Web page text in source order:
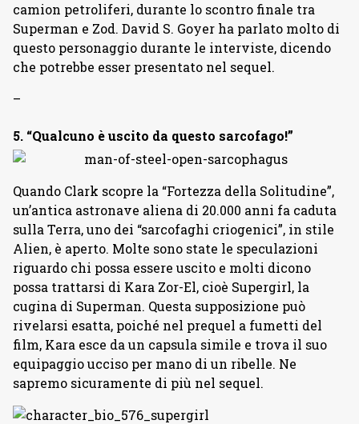
camion petroliferi, durante lo scontro finale tra
Superman e Zod. David S. Goyer ha parlato molto di
questo personaggio durante le interviste, dicendo
che potrebbe esser presentato nel sequel.
–
5. “Qualcuno è uscito da questo sarcofago!”
Quando Clark scopre la “Fortezza della Solitudine”,
un’antica astronave aliena di 20.000 anni fa caduta
sulla Terra, uno dei “sarcofaghi criogenici”, in stile
Alien, è aperto. Molte sono state le speculazioni
riguardo chi possa essere uscito e molti dicono
possa trattarsi di Kara Zor-El, cioè Supergirl, la
cugina di Superman. Questa supposizione può
rivelarsi esatta, poiché nel prequel a fumetti del
film, Kara esce da un capsula simile e trova il suo
equipaggio ucciso per mano di un ribelle. Ne
sapremo sicuramente di più nel sequel.